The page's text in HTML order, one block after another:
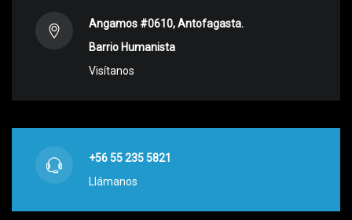
Angamos #0610, Antofagasta.
Barrio Humanista
Visítanos
+56 55 235 5821
Llámanos